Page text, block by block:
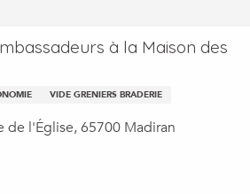
à la Maison des
VIDE GRENIERS BRADERIE
de l'Église, 65700 Madiran
favoris